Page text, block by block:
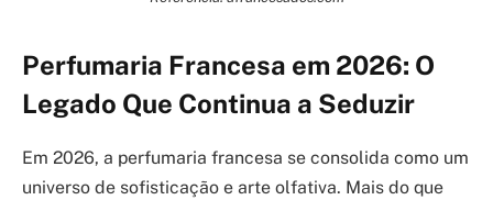
Perfumaria Francesa em 2026: O
Legado Que Continua a Seduzir
Em 2026, a perfumaria francesa se consolida como um
universo de sofisticação e arte olfativa. Mais do que